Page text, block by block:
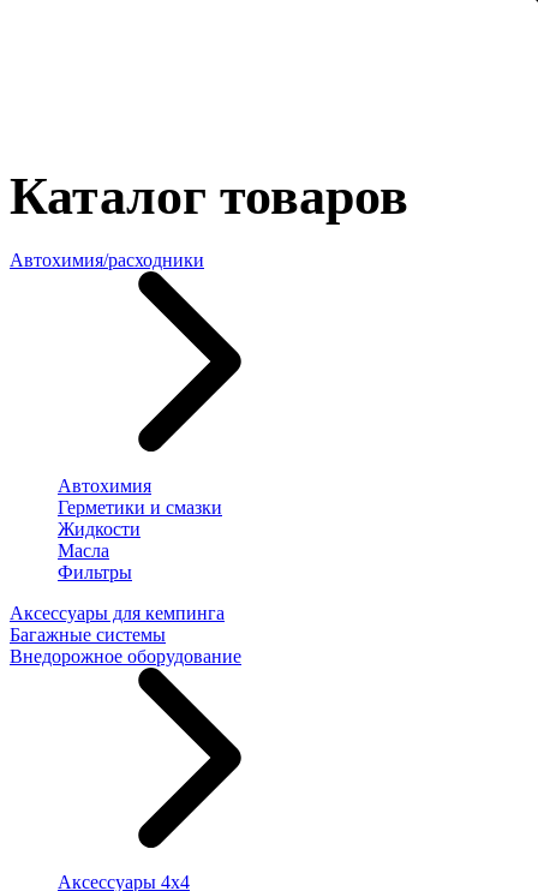
Каталог товаров
Автохимия/расходники
Автохимия
Герметики и смазки
Жидкости
Масла
Фильтры
Аксессуары для кемпинга
Багажные системы
Внедорожное оборудование
Аксессуары 4х4